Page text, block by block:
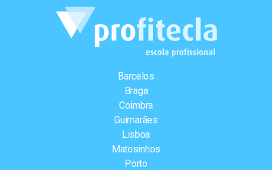
Barcelos
Braga
Coimbra
Guimarães
Lisboa
Matosinhos
Porto